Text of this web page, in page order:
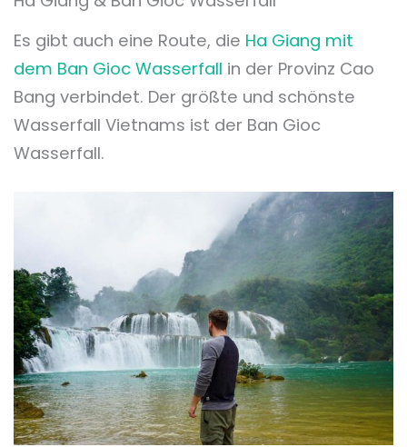
Es gibt auch eine Route, die Ha Giang mit
dem Ban Gioc Wasserfall in der Provinz Cao
Bang verbindet. Der größte und schönste
Wasserfall Vietnams ist der Ban Gioc
Wasserfall.